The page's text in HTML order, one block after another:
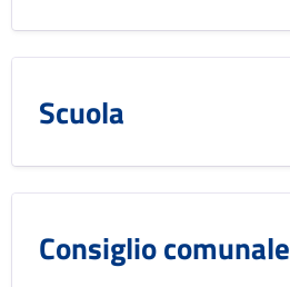
Scuola
Consiglio comunale